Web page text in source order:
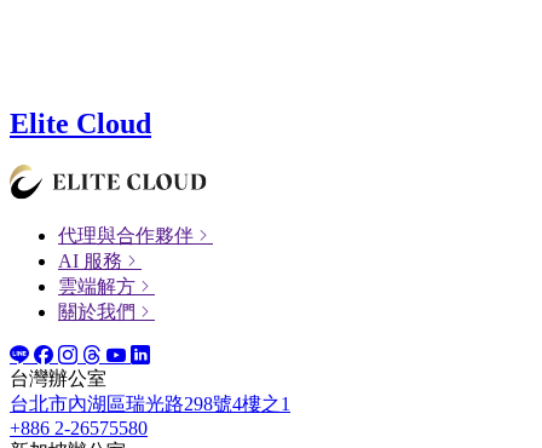
Elite Cloud
代理與合作夥伴
AI 服務
雲端解方
關於我們
台灣辦公室
台北市內湖區瑞光路298號4樓之1
+886 2-26575580